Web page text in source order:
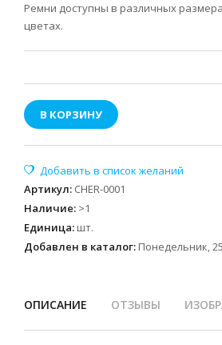
Ремни доступны в различных
цветах.
В КОРЗИНУ
Артикул: CHER-0001
Наличие: >1
Единица: шт.
Добавлен в каталог: Понедельник,
ОПИСАНИЕ ОТЗЫВЫ